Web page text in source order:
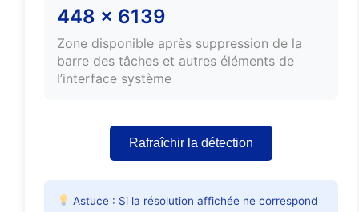
448 × 6139
Zone disponible après suppression de la
barre des tâches et autres éléments de
l’interface système
Rafraîchir la détection
Astuce : Si la résolution affichée ne correspond